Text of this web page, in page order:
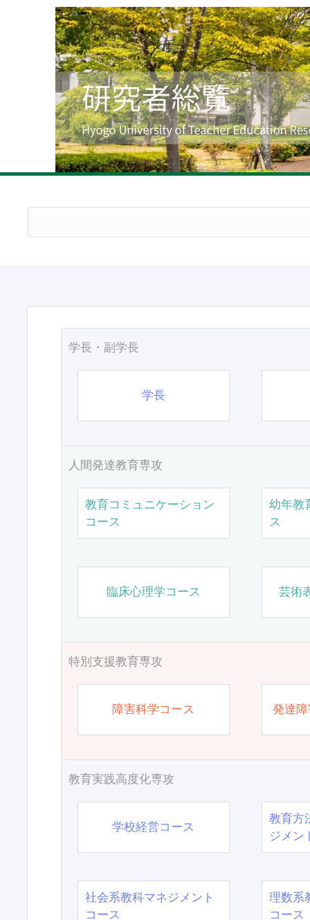
学長・副学長
学長
人間発達教育専攻
教育コミュニケーション
コース
幼年教
ス
臨床心理学コース 芸術
特別支援教育専攻
障害科学コース 発達
教育実践高度化専攻
学校経営コース
教育方
ジメン
社会系教科マネジメント
コース
理数系
コース